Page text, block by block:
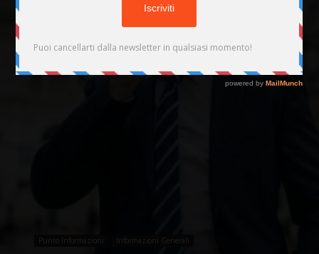
Punto Informazioni Informazioni Generali